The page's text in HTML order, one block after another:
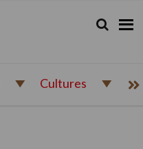
Cultures